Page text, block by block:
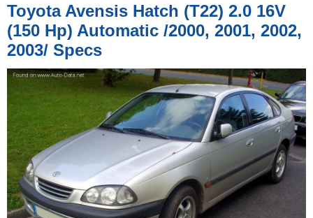
щ
е
и
е
Toyota Avensis Hatch (T22) 2.0 16V
(150 Hp) Automatic /2000, 2001, 2002,
2003/ Specs